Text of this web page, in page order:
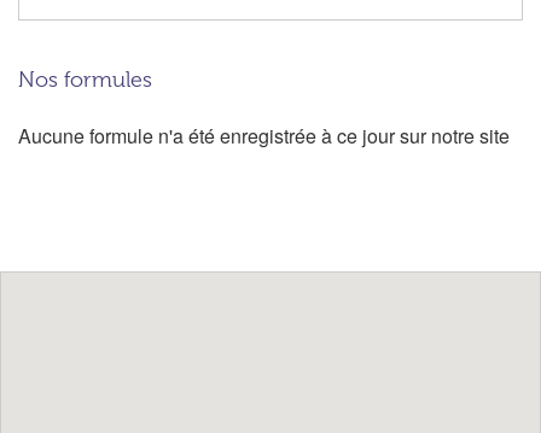
Nos formules
Aucune formule n'a été enregistrée à ce jour sur notre site